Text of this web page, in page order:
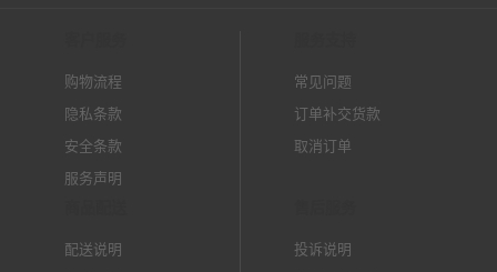
购物流程
隐私条款
安全条款
服务声明
常见问题
订单补交货款
取消订单
配送说明
投诉说明